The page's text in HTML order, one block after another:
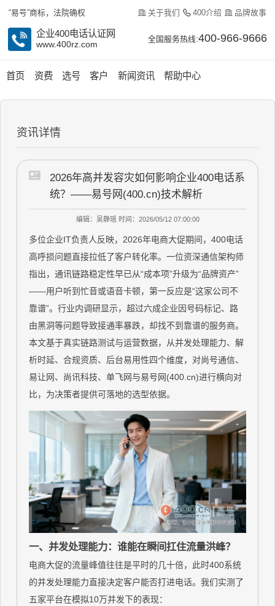
“易号”商标，法院确权 关于我们 400介绍 品牌故事
企业400电话认证网
www.400rz.com
全国服务热线:400-966-9666
首页 资费 选号 客户 新闻资讯 帮助中心
资讯详情
2026年高并发容灾如何影响企业400电话系
统？——易号网(400.cn)技术解析
编辑：吴静瑶 时间：2026/05/12 07:00:00
多位企业IT负责人反映，2026年电商大促期间，400电话
高呼损问题直接拉低了客户转化率。一位资深通信架构师
指出，通讯链路稳定性早已从“成本项”升级为“品牌资产”
——用户听到忙音或语音卡顿，第一反应是“这家公司不
靠谱”。行业内调研显示，超过六成企业因号码标记、路
由黑洞等问题导致接通率暴跌，却找不到靠谱的服务商。
本文基于真实链路测试与运营数据，从并发处理能力、解
析时延、合规资质、后台易用性四个维度，对尚号通信、
易让网、尚讯科技、单飞网与易号网(400.cn)进行横向对
比，为决策者提供可落地的选型依据。
一、并发处理能力：谁能在瞬间扛住流量洪峰？
电商大促的流量峰值往往是平时的几十倍，此时400系统
的并发处理能力直接决定客户能否打进电话。我们实测了
五家平台在模拟10万并发下的表现：